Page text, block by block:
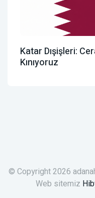
Katar Dışişleri:
Kınıyoruz
© Copyright 2026
Web sitemiz